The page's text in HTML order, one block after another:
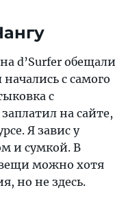
d’Surfer обещали
с самого
с
на сайте,
Я завис у
и сумкой. В
можно хотя
но не здесь.